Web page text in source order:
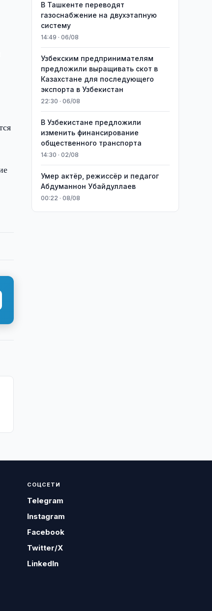
В Ташкенте переводят
газоснабжение на двухэтапную
систему
14:49 · 06/08
Узбекским предпринимателям
предложили выращивать скот в
Казахстане для последующего
экспорта в Узбекистан
22:30 · 06/08
В Узбекистане предложили
изменить финансирование
общественного транспорта
14:30 · 02/08
Умер актёр, режиссёр и педагог
Абдуманнон Убайдуллаев
00:22 · 08/08
СОЦСЕТИ
Telegram
Instagram
Facebook
Twitter/X
LinkedIn